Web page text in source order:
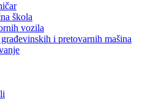
škola
vozila
i pretovarnih mašina